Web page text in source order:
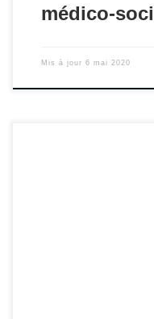
médico-
Mis à jour 6 mai 2020